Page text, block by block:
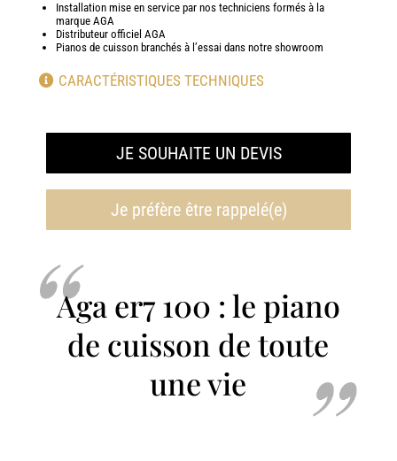
Installation mise en service par nos techniciens formés à la
marque AGA
Distributeur officiel AGA
Pianos de cuisson branchés à l’essai dans notre showroom
CARACTÉRISTIQUES TECHNIQUES
JE SOUHAITE UN DEVIS
Je préfère être rappelé(e)
Aga er7 100 : le piano
de cuisson de toute
une vie